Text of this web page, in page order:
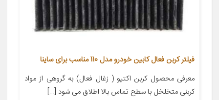
فیلتر کربن فعال کابین خودرو مدل 110 مناسب برای ساینا
معرفی محصول کربن اکتیو ( زغال فعال) به گروهی از مواد
کربنی متخلخل با سطح تماس بالا اطلاق می شود […]